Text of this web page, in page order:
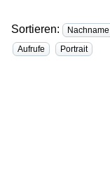
Sortieren: Nachname
Aufrufe
Portrait